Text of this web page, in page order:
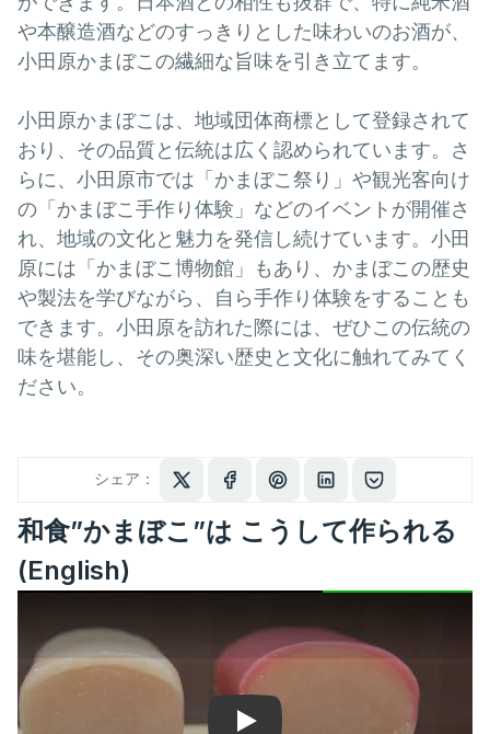
や本醸造酒などのすっきりとした味わいのお酒が、
小田原かまぼこの繊細な旨味を引き立てます。
小田原かまぼこは、地域団体商標として登録されて
おり、その品質と伝統は広く認められています。さ
らに、小田原市では「かまぼこ祭り」や観光客向け
の「かまぼこ手作り体験」などのイベントが開催さ
れ、地域の文化と魅力を発信し続けています。小田
原には「かまぼこ博物館」もあり、かまぼこの歴史
や製法を学びながら、自ら手作り体験をすることも
できます。小田原を訪れた際には、ぜひこの伝統の
味を堪能し、その奥深い歴史と文化に触れてみてく
ださい。
シェア：
和食”かまぼこ”は こうして作られる
(English)